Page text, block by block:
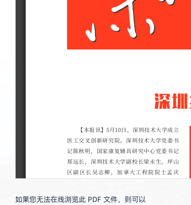
如果您无法在线浏览此 PDF 文件，则可以